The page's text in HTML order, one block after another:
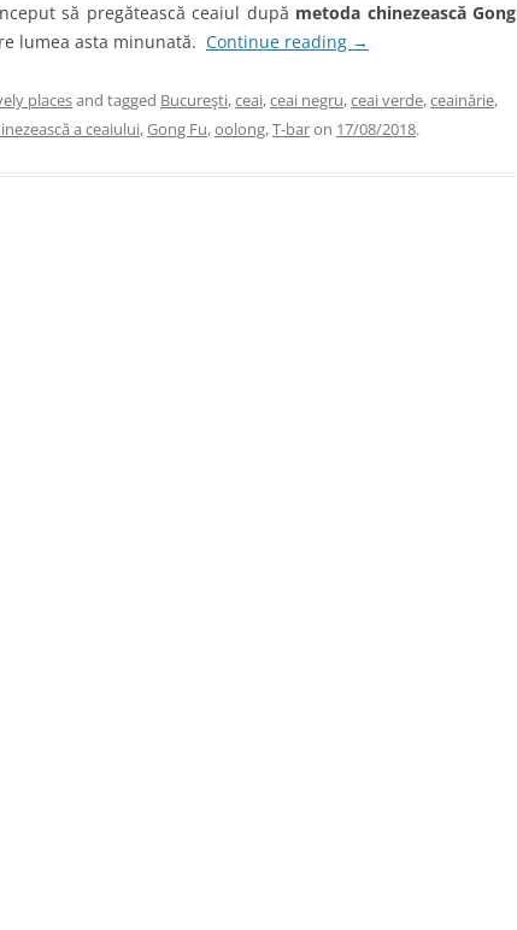
să pregătească ceaiul după metoda chinezească Gong
lumea asta minunată. Continue reading →
placesand tagged Bucureşti,ceai,ceai negru,ceai verde,ceainărie,
a ceaiului,Gong Fu,oolong,T-baron 17/08/2018.